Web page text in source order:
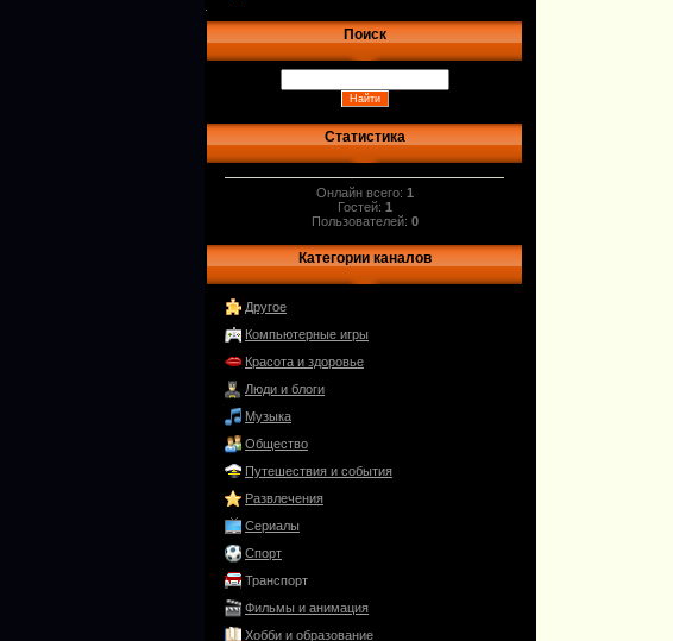
Поиск
Статистика
Онлайн всего: 1
Гостей: 1
Пользователей: 0
Категории каналов
Другое
Компьютерные игры
Красота и здоровье
Люди и блоги
Музыка
Общество
Путешествия и события
Развлечения
Сериалы
Спорт
Транспорт
Фильмы и анимация
Хобби и образование